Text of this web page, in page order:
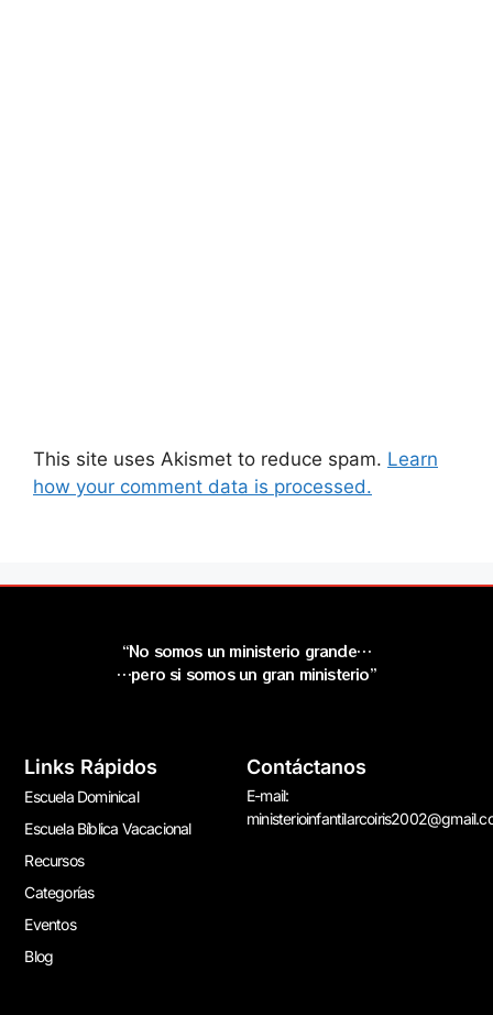
This site uses Akismet to reduce spam. Learn
how your comment data is processed.
“No somos un ministerio grande…
…pero si somos un gran ministerio”
Links Rápidos
Escuela Dominical
Escuela Bíblica Vacacional
Recursos
Categorías
Eventos
Blog
Contáctanos
E-mail: